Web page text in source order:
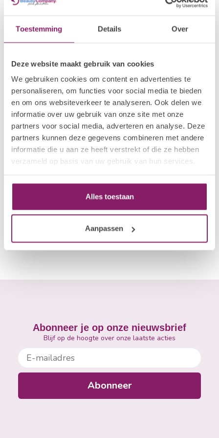
Toestemming Details Over
Deze website maakt gebruik van cookies
We gebruiken cookies om content en advertenties te
personaliseren, om functies voor social media te bieden
en om ons websiteverkeer te analyseren. Ook delen we
informatie over uw gebruik van onze site met onze
partners voor social media, adverteren en analyse. Deze
partners kunnen deze gegevens combineren met andere
informatie die u aan ze heeft verstrekt of die ze hebben
verzameld op basis van uw gebruik van hun services.
Alles toestaan
Aanpassen
Related products
Recently viewed
BEAUTY COMPANY
Diamond Bit - Pedicure
€24,14
Abonneer je op onze nieuwsbrief
Blijf op de hoogte over onze laatste acties
E-mailadres
Abonneer